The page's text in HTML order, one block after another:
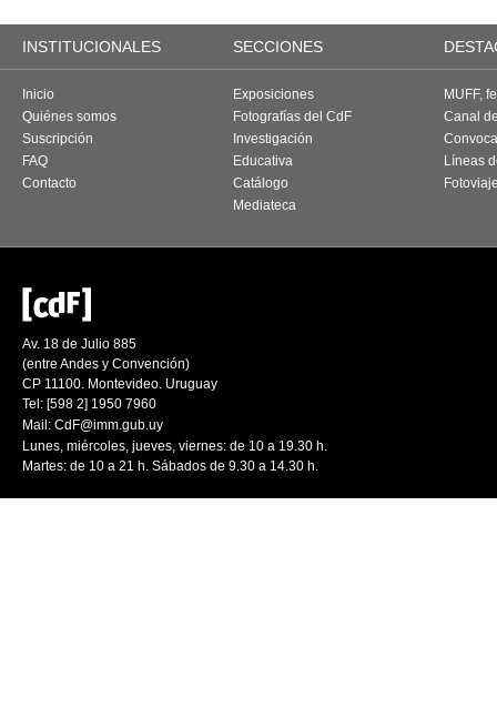
INSTITUCIONALES SECCIONES
Inicio
Quiénes somos
Suscripción
FAQ
Contacto
Exposiciones
Fotografías del CdF
Investigación
Educativa
Catálogo
Mediateca
MUFF,
Canal
Líneas
Av. 18 de Julio 885
(entre Andes y Convención)
CP 11100. Montevideo. Uruguay
Tel: [598 2] 1950 7960
Mail: CdF@imm.gub.uy
Lunes, miércoles, jueves, viernes: de 10 a 19.30 h.
Martes: de 10 a 21 h. Sábados de 9.30 a 14.30 h.